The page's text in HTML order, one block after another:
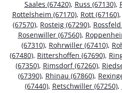
Saales (67420), Russ (67130),
Rottelsheim (67170), Rott (67160),
(67570), Rosteig (67290),
Rosenwiller (67560),
(67310), Rohrwiller (67410),
(67480), Rittershoffen (67690),
(67350), Rimsdorf (67260),
(67390), Rhinau (67860),
(67440), Retschwiller (67250),